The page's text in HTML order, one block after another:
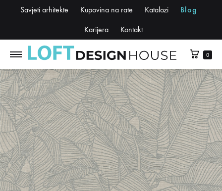
Savjeti arhitekte Kupovina na rate Katalozi Blog
Karijera Kontakt
0